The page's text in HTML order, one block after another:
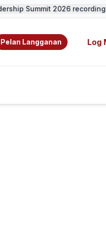
Summit 2026 recordings
rujukan, dan
Pelan Langganan Log